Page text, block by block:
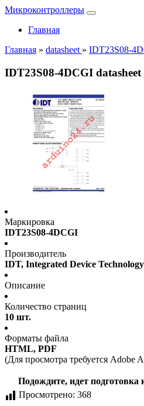
Микроконтроллеры
Главная
Главная » datasheet » IDT23S08-
IDT23S08-4DCGI datasheet
Маркировка
IDT23S08-4DCGI
Производитель
IDT, Integrated Device
Описание
Количество страниц
10 шт.
Форматы файла
HTML, PDF
(Для просмотра требуется Adobe
Подождите, идет подготовка
Просмотрено: 368